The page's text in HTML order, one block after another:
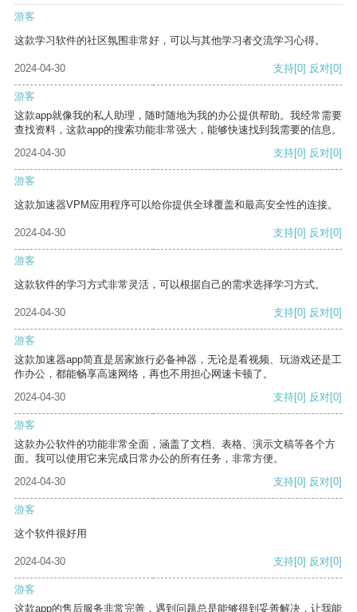
游客
这款学习软件的社区氛围非常好，可以与其他学习者交流学习心得。
2024-04-30 支持[0] 反对[0]
游客
这款app就像我的私人助理，随时随地为我的办公提供帮助。我经常需要
查找资料，这款app的搜索功能非常强大，能够快速找到我需要的信息。
2024-04-30
支持[0] 反对[0]
游客
这款加速器VPM应用程序可以给你提供全球覆盖和最高安全性的连接。
2024-04-30 支持[0] 反对[0]
游客
这款软件的学习方式非常灵活，可以根据自己的需求选择学习方式。
2024-04-30 支持[0] 反对[0]
游客
这款加速器app简直是居家旅行必备神器，无论是看视频、玩游戏还是工
作办公，都能畅享高速网络，再也不用担心网速卡顿了。
2024-04-30
支持[0] 反对[0]
游客
这款办公软件的功能非常全面，涵盖了文档、表格、演示文稿等各个方
面。我可以使用它来完成日常办公的所有任务，非常方便。
2024-04-30
支持[0] 反对[0]
游客
这个软件很好用
2024-04-30 支持[0] 反对[0]
游客
这款app的售后服务非常完善，遇到问题总是能够得到妥善解决，让我能